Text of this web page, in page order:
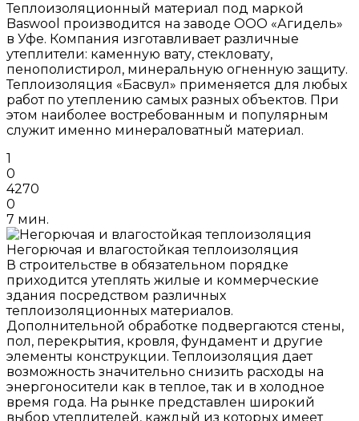
Теплоизоляционный материал под маркой
Baswool производится на заводе ООО «Агидель»
в Уфе. Компания изготавливает различные
утеплители: каменную вату, стекловату,
пенополистирол, минеральную огненную защиту.
Теплоизоляция «Басвул» применяется для любых
работ по утеплению самых разных объектов. При
этом наиболее востребованным и популярным
служит именно минераловатный материал.
1
0
4270
0
7 мин.
Негорючая и влагостойкая теплоизоляция
В строительстве в обязательном порядке
приходится утеплять жилые и коммерческие
здания посредством различных
теплоизоляционных материалов.
Дополнительной обработке подвергаются стены,
пол, перекрытия, кровля, фундамент и другие
элементы конструкции. Теплоизоляция дает
возможность значительно снизить расходы на
энергоносители как в теплое, так и в холодное
время года. На рынке представлен широкий
выбор утеплителей, каждый из которых имеет